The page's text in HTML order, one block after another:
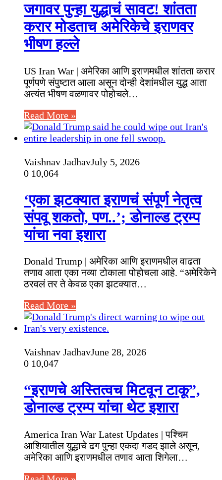
जगावर पुन्हा युद्धाचं सावट! शांतता
करार मोडताच अमेरिकेचे इराणवर
भीषण हल्ले
US Iran War | अमेरिका आणि इराणमधील शांतता करार
पूर्णपणे संपुष्टात आला असून दोन्ही देशांमधील युद्ध आता
अत्यंत भीषण वळणावर पोहोचले…
Read More »
Vaishnav JadhavJuly 5, 2026
0 10,064
‘एका झटक्यात इराणचं संपूर्ण नेतृत्व
संपवू शकतो, पण..’; डोनाल्ड ट्रम्प
यांचा नवा इशारा
Donald Trump | अमेरिका आणि इराणमधील वाढता
तणाव आता एका नव्या टोकाला पोहोचला आहे. “अमेरिकेने
ठरवलं तर ते केवळ एका झटक्यात…
Read More »
Vaishnav JadhavJune 28, 2026
0 10,047
“इराणचे अस्तित्वच मिटवून टाकू”,
डोनाल्ड ट्रम्प यांचा थेट इशारा
America Iran War Latest Updates | पश्चिम
आशियातील युद्धाचे ढग पुन्हा एकदा गडद झाले असून,
अमेरिका आणि इराणमधील तणाव आता शिगेला…